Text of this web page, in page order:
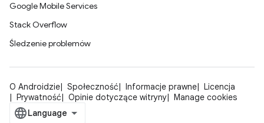
Google Mobile Services
Stack Overflow
Śledzenie problemów
O Androidzie Społeczność Informacje prawne
Licencja
Prywatność
Opinie dotyczące witryny Manage cookies